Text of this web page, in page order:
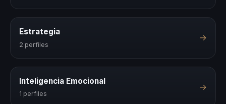
Estrategia
2 perfiles
→
Inteligencia Emocional
1 perfiles
→